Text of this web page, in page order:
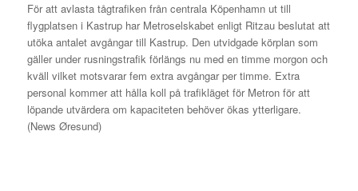
För att avlasta tågtrafiken från centrala Köpenhamn ut till
flygplatsen i Kastrup har Metroselskabet enligt Ritzau beslutat att
utöka antalet avgångar till Kastrup. Den utvidgade körplan som
gäller under rusningstrafik förlängs nu med en timme morgon och
kväll vilket motsvarar fem extra avgångar per timme. Extra
personal kommer att hålla koll på trafikläget för Metron för att
löpande utvärdera om kapaciteten behöver ökas ytterligare.
(News Øresund)